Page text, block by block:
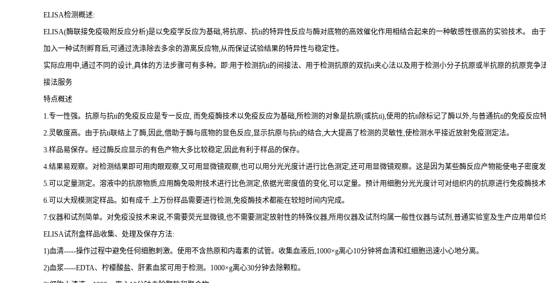
ELISA检测概述:
ELISA(酶联接免疫吸附反应分析)是以免疫学反应为基础,将抗原、 抗ti的特异性反应与酶对底物的高效催化作用相结合起来的一种敏感性很高的实验技术。 由
加入一种试剂孵育后,可通过洗涤除去多余的游离反应物,从而保证试验结果的特异性与稳定性。
实际应用中,通过不同的设计,具体的方法步骤可有多种。即:用于检测抗ti的间接法、用于检测抗原的双抗ti夹心法以及用于检测小分子抗原或半抗原的抗原竞争
接法服务
特点概述
1.专一性强。抗原与抗ti的免疫反应是专一反应, 而免疫酶技术以免疫反应为基础,所检测的对象是抗原(或抗ti),使用的抗ti除标记了酶以外,与普通抗ti的免疫反应
2.灵敏度高。由于抗ti联结上了酶,因此,借助于酶与底物的显色反应,显示抗原与抗ti的结合,大大提高了检测的灵敏性,使检测水平接近放射免疫测定法。
3.样品易保存。经过酶反应显示的有色产物大多比较稳定,因此有利于样品的保存。
4.结果易观察。对检测结果即可用肉眼观察,又可用显微镜观察,也可以用分光光度计进行比色测定,还可用显微镜观察。这是因为某些酶反应产物能使电子密度
5.可以定量测定。溶液中的抗原物质,应用酶免吸附技术进行比色测定,依据光密度值的变化,可以定量。预计用细胞分光光度计可对组织内的抗原进行免疫酶技术
6.可以大规模测定样品。如有成千.上万份样品需要进行检测,免疫酶技术都能在较短时间内完成。
7.仪器和试剂简单。对免疫没技术来说,不需要荧光显微镜,也不需要测定放射性的特殊仪器,所用仪器及试剂均属一般性仪器与试剂,普通实验室及生产应用单位
ELISA试剂盒样品收集、处理及保存方法:
1)血清-----操作过程中避免任何细胞刺激。使用不含热原和内毒素的试管。收集血液后,1000×g离心10分钟将血清和红细胞迅速小心地分离。
2)血浆-----EDTA、柠檬酸盐、肝素血浆可用于检测。1000×g离心30分钟去除颗粒。